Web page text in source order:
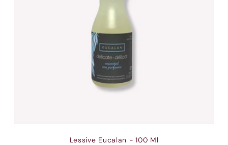
Lessive Eucalan - 100 Ml